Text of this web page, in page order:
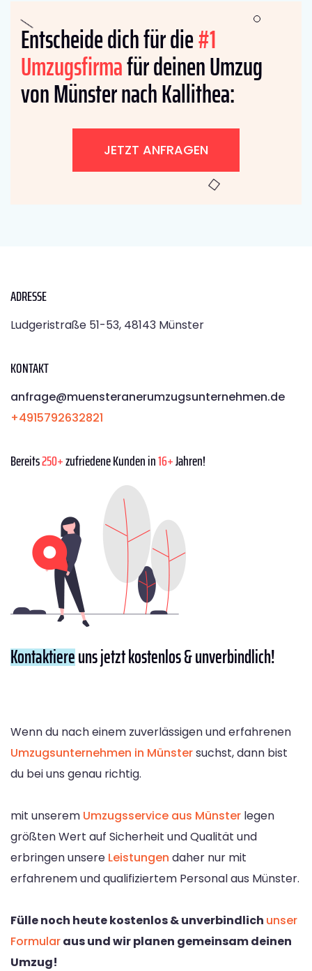
Entscheide dich für die#1
Umzugsfirmafür deinen Umzug
von Münster nach Kallithea:
JETZT ANFRAGEN
ADRESSE
Ludgeristraße 51-53, 48143 Münster
KONTAKT
anfrage@muensteranerumzugsunternehmen.de
+4915792632821
Bereits250+zufriedene Kunden in16+Jahren!
Kontaktiereuns jetzt kostenlos & unverbindlich!
Wenn du nach einem zuverlässigen und erfahrenen
Umzugsunternehmen in Münstersuchst, dann bist
du bei uns genau richtig.
mit unserem Umzugsservice aus Münster legen
größten Wert auf Sicherheit und Qualität und
erbringen unsere Leistungen daher nur mit
erfahrenem und qualifiziertem Personal aus Münster.
Fülle noch heute kostenlos & unverbindlich unser
Formularaus und wir planen gemeinsam deinen
Umzug!